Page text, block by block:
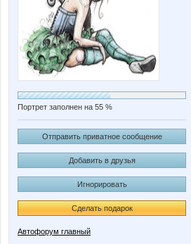
Портрет заполнен на 55 %
Отправить приватное сообщение
Добавить в друзья
Игнорировать
Сделать подарок
Автофорум главный